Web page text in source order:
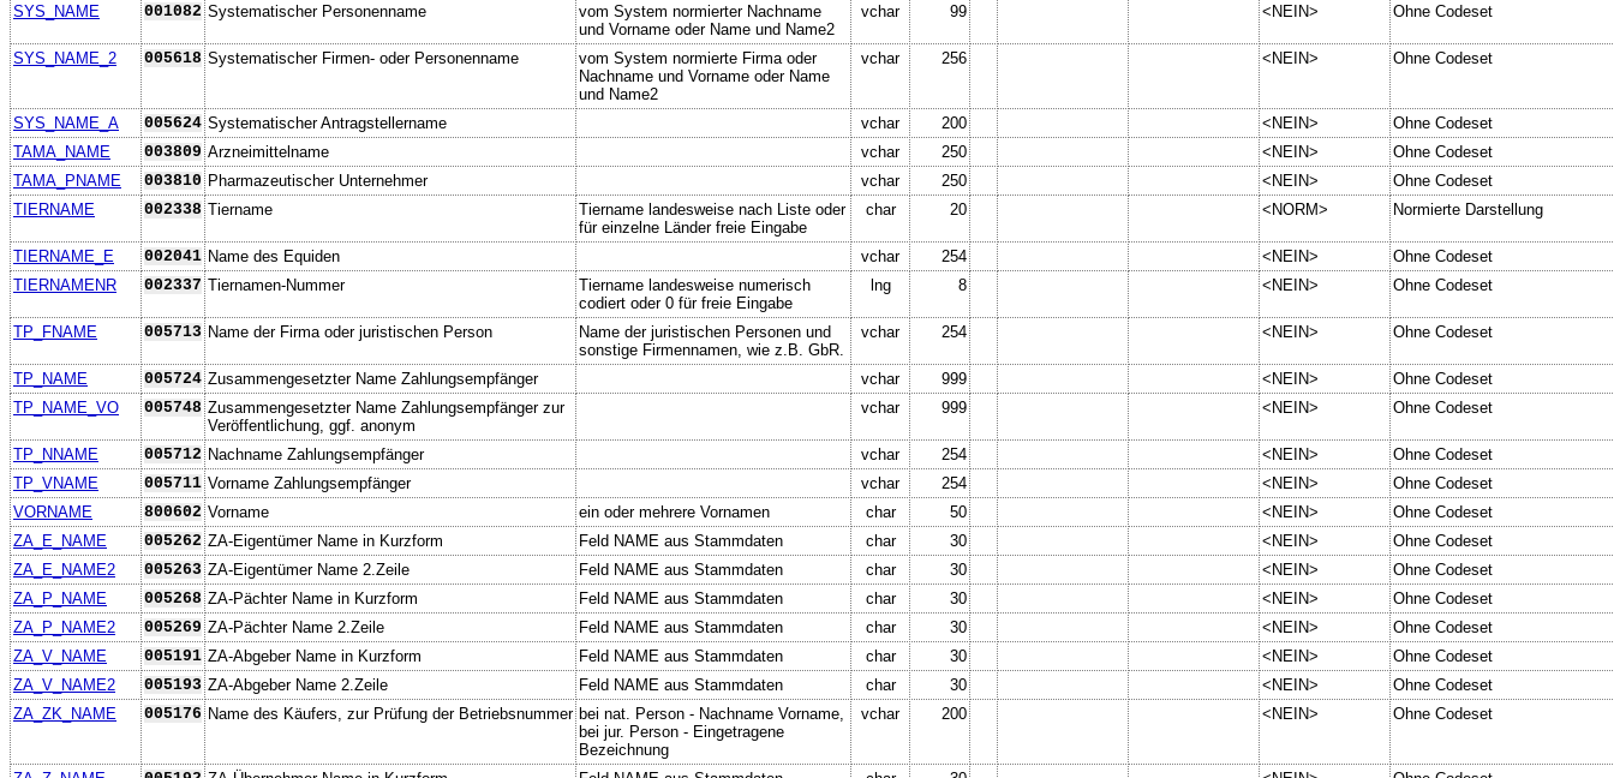
SYS_NAME
001082 Systematischer Personenname
vom System normierter Nachname
und Vorname oder Name und Name2
vchar 99 <NEIN> Ohne Codeset
SYS_NAME_2 005618 Systematischer Firmen- oder Personenname
vom System normierte Firma oder
Nachname und Vorname oder Name
und Name2
vchar 256 <NEIN> Ohne Codeset
SYS_NAME_A 005624 Systematischer Antragstellername vchar 200 <NEIN>
Ohne Codeset
TAMA_NAME
003809 Arzneimittelname vchar 250 <NEIN>
Ohne Codeset
TAMA_PNAME
003810 Pharmazeutischer Unternehmer vchar 250 <NEIN>
Ohne Codeset
TIERNAME
002338 Tiername
Tiername landesweise nach Liste oder
für einzelne Länder freie Eingabe
char 20 <NORM> Normierte Darstellung
TIERNAME_E 002041 Name des Equiden vchar 254 <NEIN>
Ohne Codeset
TIERNAMENR
002337 Tiernamen-Nummer
Tiername landesweise numerisch
codiert oder 0 für freie Eingabe
lng 8 <NEIN> Ohne Codeset
TP_FNAME 005713 Name der Firma oder juristischen Person
Name der juristischen Personen und
sonstige Firmennamen, wie z.B. GbR.
vchar 254 <NEIN> Ohne Codeset
TP_NAME 005724 Zusammengesetzter Name Zahlungsempfänger vchar 999 <NEIN>
Ohne Codeset
TP_NAME_VO
005748 Zusammengesetzter Name Zahlungsempfänger zur
Veröffentlichung, ggf. anonym
vchar 999 <NEIN> Ohne Codeset
TP_NNAME 005712 Nachname Zahlungsempfänger vchar 254 <NEIN>
Ohne Codeset
TP_VNAME
005711 Vorname Zahlungsempfänger vchar 254 <NEIN>
Ohne Codeset
VORNAME
800602 Vorname ein oder mehrere Vornamen char 50 <NEIN>
Ohne Codeset
ZA_E_NAME
005262 ZA-Eigentümer Name in Kurzform Feld NAME aus Stammdaten char 30 <NEIN>
Ohne Codeset
ZA_E_NAME2
005263 ZA-Eigentümer Name 2.Zeile Feld NAME aus Stammdaten char 30 <NEIN>
Ohne Codeset
ZA_P_NAME
005268 ZA-Pächter Name in Kurzform Feld NAME aus Stammdaten char 30 <NEIN>
Ohne Codeset
ZA_P_NAME2
005269 ZA-Pächter Name 2.Zeile Feld NAME aus Stammdaten char 30 <NEIN>
Ohne Codeset
ZA_V_NAME
005191 ZA-Abgeber Name in Kurzform Feld NAME aus Stammdaten char 30 <NEIN>
Ohne Codeset
ZA_V_NAME2
005193 ZA-Abgeber Name 2.Zeile Feld NAME aus Stammdaten char 30 <NEIN>
Ohne Codeset
ZA_ZK_NAME
005176 Name des Käufers, zur Prüfung der Betriebsnummer bei nat. Person - Nachname Vorname,
bei jur. Person - Eingetragene
Bezeichnung
vchar 200 <NEIN> Ohne Codeset